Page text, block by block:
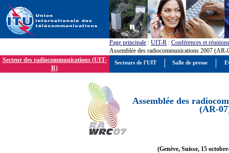
Page principale : UIT-R : Conférences et réunions
Assemblée des radiocommunications 2007 (AR-
Secteur des radiocommunications (UIT-
R)
Assemblée des
(AR-
(Genève, Suisse, 15
Secteurs de l'UIT Salle de presse